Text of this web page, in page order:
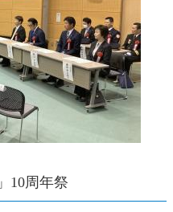
10周年祭